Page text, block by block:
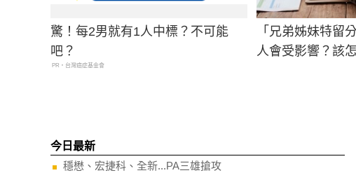
驚！每2男就有1人中標？不可能
吧？
PR・台灣癌症基金會
「兄弟姊妹特留
人會受影響？該
今日最新
穩懋、宏捷科、全新...PA三雄搶攻